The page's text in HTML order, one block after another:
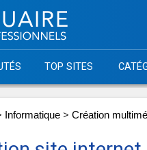
TOP SITES
Informatique > Création